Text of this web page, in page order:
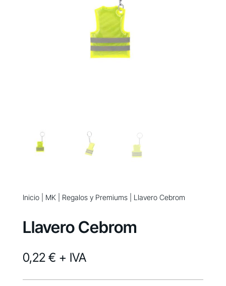
Inicio| MK| Regalos y Premiums| Llavero Cebrom
Llavero Cebrom
0,22 € + IVA